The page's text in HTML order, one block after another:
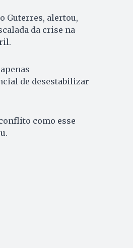
Guterres, alertou,
da crise na
de desestabilizar
como esse